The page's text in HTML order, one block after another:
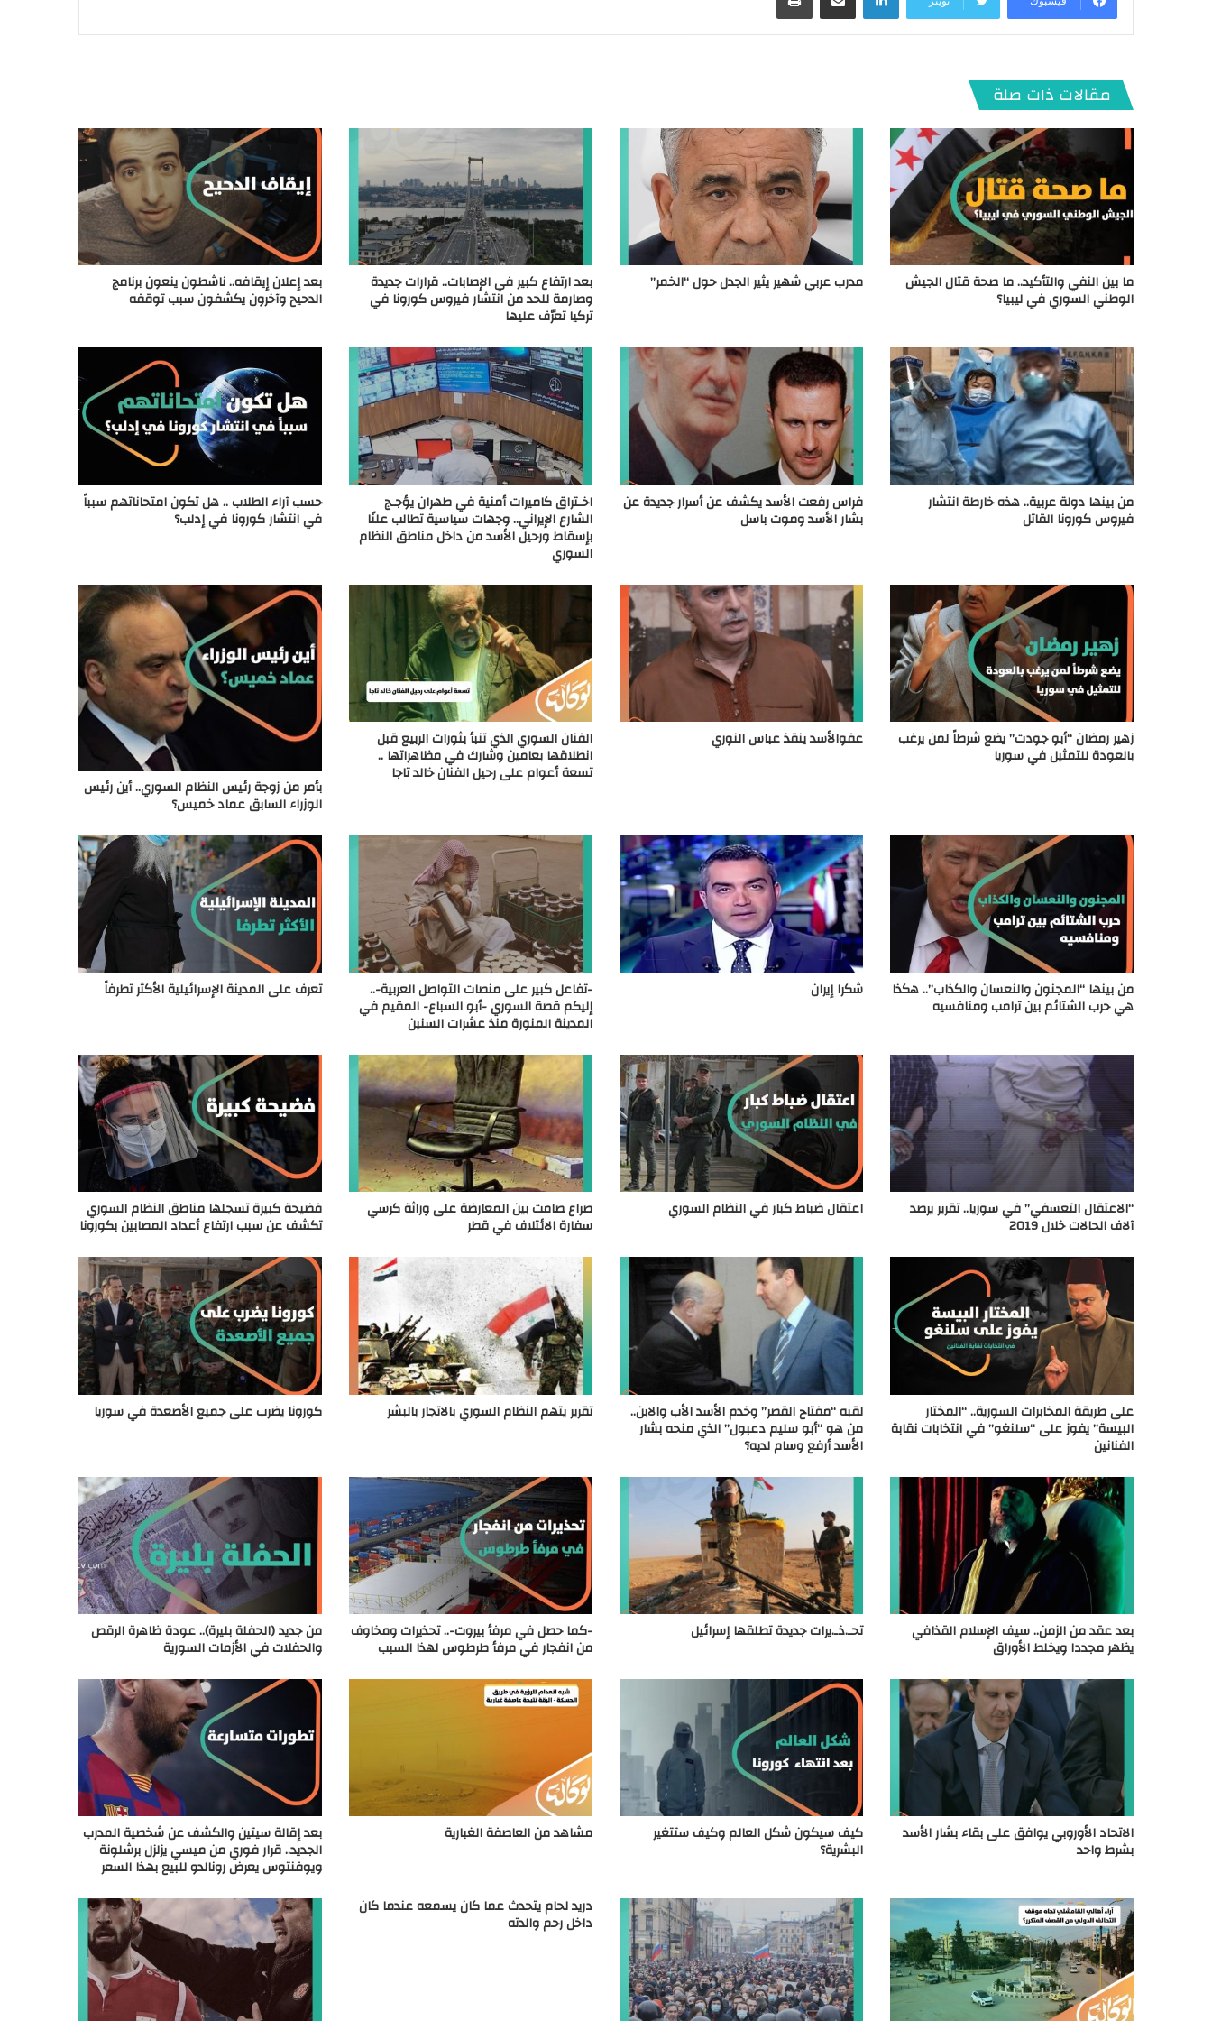
مقالات ذات صلة
ما بين النفي والتأكيد.. ما صحة قتال الجيش
الوطني السوري في ليبيا؟
مدرب عربي شهير يثير الجدل حول “الخمر” بعد ارتفاع كبير في الإصابات.. قرارات جديدة
وصارمة للحد من انتشار فيروس كورونا في
تركيا تعرّف عليها
بعد إعلان إيقافه.. ناشطون ينعون برنامج
الدحيح وآخرون يكشفون سبب توقفه
من بينها دولة عربية.. هذه خارطة انتشار
فيروس كورونا القاتل
فراس رفعت الأسد يكشف عن أسرار جديدة عن
بشار الأسد وموت باسل
اخـتراق كاميرات أمنية في طهران يؤجـج
الشارع الإيراني.. وجهات سياسية تطالب علنًا
بإسقاط ورحيل الأسد من داخل مناطق النظام
السوري
حسب آراء الطلاب .. هل تكون امتحاناتهم سبباً
في انتشار كورونا في إدلب؟
زهير رمضان “أبو جودت” يضع شرطاً لمن يرغب
بالعودة للتمثيل في سوريا
عفوالأسد ينقذ عباس النوري الفنان السوري الذي تنبأ بثورات الربيع قبل
انطلاقها بعامين وشارك في مظاهراتها ..
تسعة أعوام على رحيل الفنان خالد تاجا
بأمر من زوجة رئيس النظام السوري.. أين رئيس
الوزراء السابق عماد خميس؟
من بينها “المجنون والنعسان والكذاب”.. هكذا
هي حرب الشتائم بين ترامب ومنافسيه
شكرا إيران -تفاعل كبير على منصات التواصل العربية-..
إليكم قصة السوري -أبو السباع- المقيم في
المدينة المنورة منذ عشرات السنين
تعرف على المدينة الإسرائيلية الأكثر تطرفاً
“الاعتقال التعسفي” في سوريا.. تقرير يرصد
آلاف الحالات خلال 2019
اعتقال ضباط كبار في النظام السوري صراع صامت بين المعارضة على وراثة كرسي
سفارة الائتلاف في قطر
فضيحة كبيرة تسجلها مناطق النظام السوري
تكشف عن سبب ارتفاع أعداد المصابين بكورونا
على طريقة المخابرات السورية.. “المختار
البيسة” يفوز على “سلنغو” في انتخابات نقابة
الفنانين
لقبه “مفتاح القصر” وخدم الأسد الأب والابن..
من هو “أبو سليم دعبول” الذي منحه بشار
الأسد أرفع وسام لديه؟
تقرير يتهم النظام السوري بالاتجار بالبشر كورونا يضرب على جميع الأصعدة في سوريا
بعد عقد من الزمن.. سيف الإسلام القذافي
يظهر مجددا ويخلط الأوراق
تحـ.ذـ.يرات جديدة تطلقها إسرائيل -كما حصل في مرفأ بيروت-.. تحذيرات ومخاوف
من انفجار في مرفأ طرطوس لهذا السبب
من جديد (الحفلة بليرة).. عودة ظاهرة الرقص
والحفلات في الأزمات السورية
الاتحاد الأوروبي يوافق على بقاء بشار الأسد
بشرط واحد
كيف سيكون شكل العالم وكيف ستتغير
البشرية؟
مشاهد من العاصفة الغبارية بعد إقالة سيتين والكشف عن شخصية المدرب
الجديد.. قرار فوري من ميسي يزلزل برشلونة
ويوفنتوس يعرض رونالدو للبيع بهذا السعر
دريد لحام يتحدث عما كان يسمعه عندما كان
داخل رحم والدته